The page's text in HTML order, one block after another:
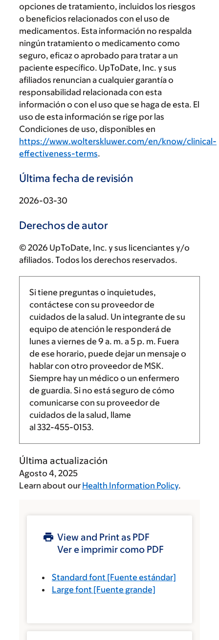
opciones de tratamiento, incluidos los riesgos
o beneficios relacionados con el uso de
medicamentos. Esta información no respalda
ningún tratamiento o medicamento como
seguro, eficaz o aprobado para tratar a un
paciente específico. UpToDate, Inc. y sus
afiliados renuncian a cualquier garantía o
responsabilidad relacionada con esta
información o con el uso que se haga de esta. El
uso de esta información se rige por las
Condiciones de uso, disponibles en
https://www.wolterskluwer.com/en/know/clinical-
effectiveness-terms.
Última fecha de revisión
2026-03-30
Derechos de autor
© 2026 UpToDate, Inc. y sus licenciantes y/o
afiliados. Todos los derechos reservados.
Si tiene preguntas o inquietudes,
contáctese con su proveedor de
cuidados de la salud. Un integrante de su
equipo de atención le responderá de
lunes a viernes de 9 a. m. a5 p. m. Fuera
de ese horario, puede dejar un mensaje o
hablar con otro proveedor de MSK.
Siempre hay un médico o un enfermero
de guardia. Si no está seguro de cómo
comunicarse con su proveedor de
cuidados de la salud, llame
al 332-455-0153.
Última actualización
Agosto 4, 2025
Learn about our Health Information Policy.
View and Print as PDF
Ver e imprimir como PDF
Standard font [Fuente estándar]
Large font [Fuente grande]